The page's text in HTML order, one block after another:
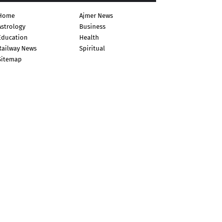
Ajmer News
Business
Health
News
Spiritual